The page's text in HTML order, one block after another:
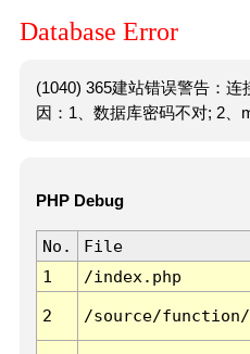
Database Error
(1040) 365建站错误警告：
因：1、数据库密码不对; 2、
PHP Debug
No. File
1
/index.php
2 /source/function/